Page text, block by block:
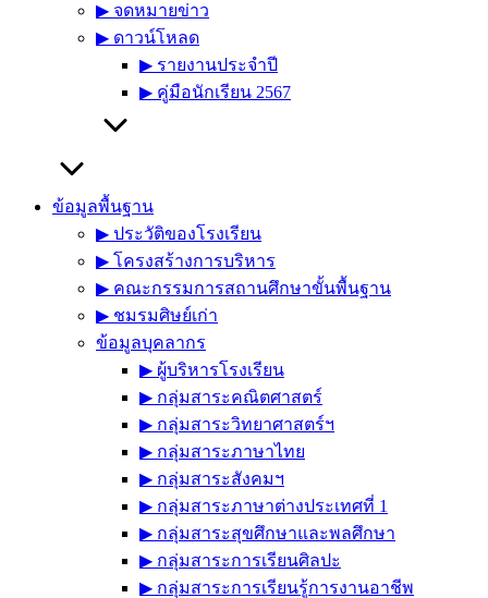
▶︎ จดหมายข่าว
▶︎ ดาวน์โหลด
▶︎ รายงานประจำปี
▶︎ คู่มือนักเรียน 2567
ข้อมูลพื้นฐาน
▶︎ ประวัติของโรงเรียน
▶︎ โครงสร้างการบริหาร
▶︎ คณะกรรมการสถานศึกษาขั้นพื้นฐาน
▶︎ ชมรมศิษย์เก่า
ข้อมูลบุคลากร
▶︎ ผู้บริหารโรงเรียน
▶︎ กลุ่มสาระคณิตศาสตร์
▶︎ กลุ่มสาระวิทยาศาสตร์ฯ
▶︎ กลุ่มสาระภาษาไทย
▶︎ กลุ่มสาระสังคมฯ
▶︎ กลุ่มสาระภาษาต่างประเทศที่ 1
▶︎ กลุ่มสาระสุขศึกษาและพลศึกษา
▶︎ กลุ่มสาระการเรียนศิลปะ
▶︎ กลุ่มสาระการเรียนรู้การงานอาชีพ